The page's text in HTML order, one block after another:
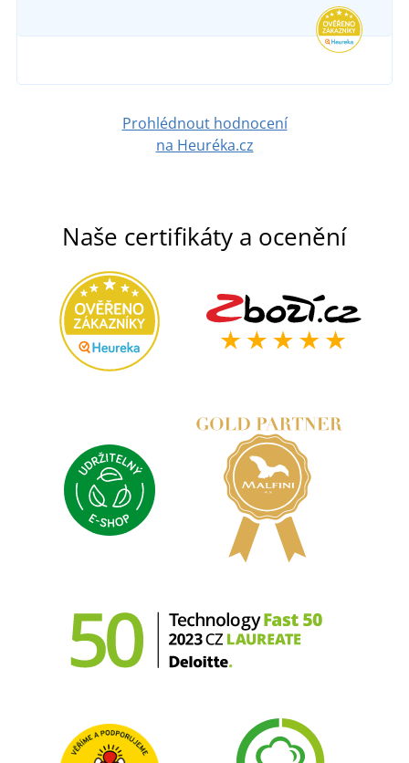
Prohlédnout hodnocení
na Heuréka.cz
Naše certifikáty a ocenění